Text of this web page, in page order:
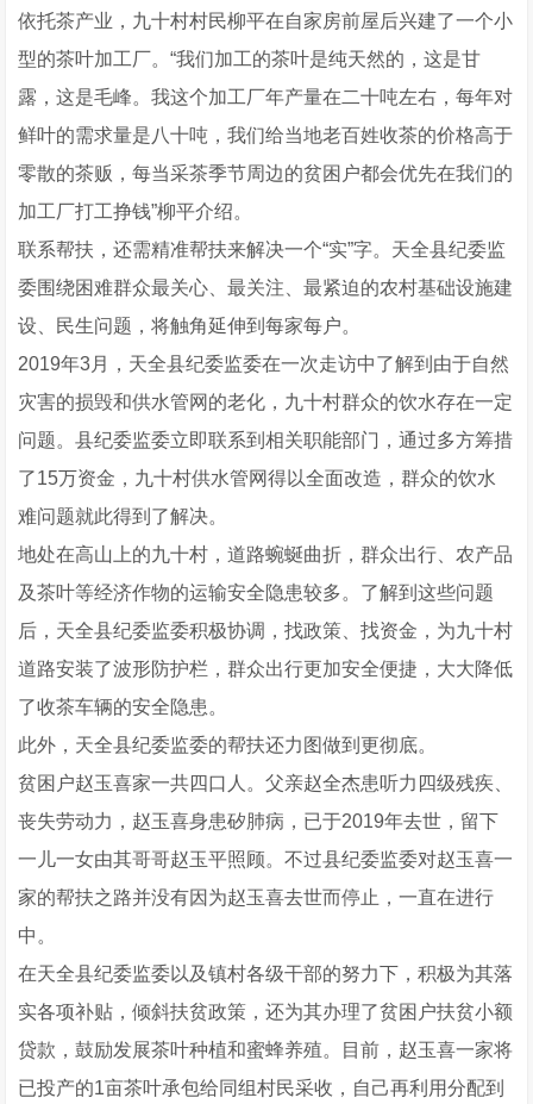
依托茶产业，九十村村民柳平在自家房前屋后兴建了一个小
型的茶叶加工厂。“我们加工的茶叶是纯天然的，这是甘
露，这是毛峰。我这个加工厂年产量在二十吨左右，每年对
鲜叶的需求量是八十吨，我们给当地老百姓收茶的价格高于
零散的茶贩，每当采茶季节周边的贫困户都会优先在我们的
加工厂打工挣钱”柳平介绍。
联系帮扶，还需精准帮扶来解决一个“实”字。天全县纪委监
委围绕困难群众最关心、最关注、最紧迫的农村基础设施建
设、民生问题，将触角延伸到每家每户。
2019年3月，天全县纪委监委在一次走访中了解到由于自然
灾害的损毁和供水管网的老化，九十村群众的饮水存在一定
问题。县纪委监委立即联系到相关职能部门，通过多方筹措
了15万资金，九十村供水管网得以全面改造，群众的饮水
难问题就此得到了解决。
地处在高山上的九十村，道路蜿蜒曲折，群众出行、农产品
及茶叶等经济作物的运输安全隐患较多。了解到这些问题
后，天全县纪委监委积极协调，找政策、找资金，为九十村
道路安装了波形防护栏，群众出行更加安全便捷，大大降低
了收茶车辆的安全隐患。
此外，天全县纪委监委的帮扶还力图做到更彻底。
贫困户赵玉喜家一共四口人。父亲赵全杰患听力四级残疾、
丧失劳动力，赵玉喜身患矽肺病，已于2019年去世，留下
一儿一女由其哥哥赵玉平照顾。不过县纪委监委对赵玉喜一
家的帮扶之路并没有因为赵玉喜去世而停止，一直在进行
中。
在天全县纪委监委以及镇村各级干部的努力下，积极为其落
实各项补贴，倾斜扶贫政策，还为其办理了贫困户扶贫小额
贷款，鼓励发展茶叶种植和蜜蜂养殖。目前，赵玉喜一家将
已投产的1亩茶叶承包给同组村民采收，自己再利用分配到